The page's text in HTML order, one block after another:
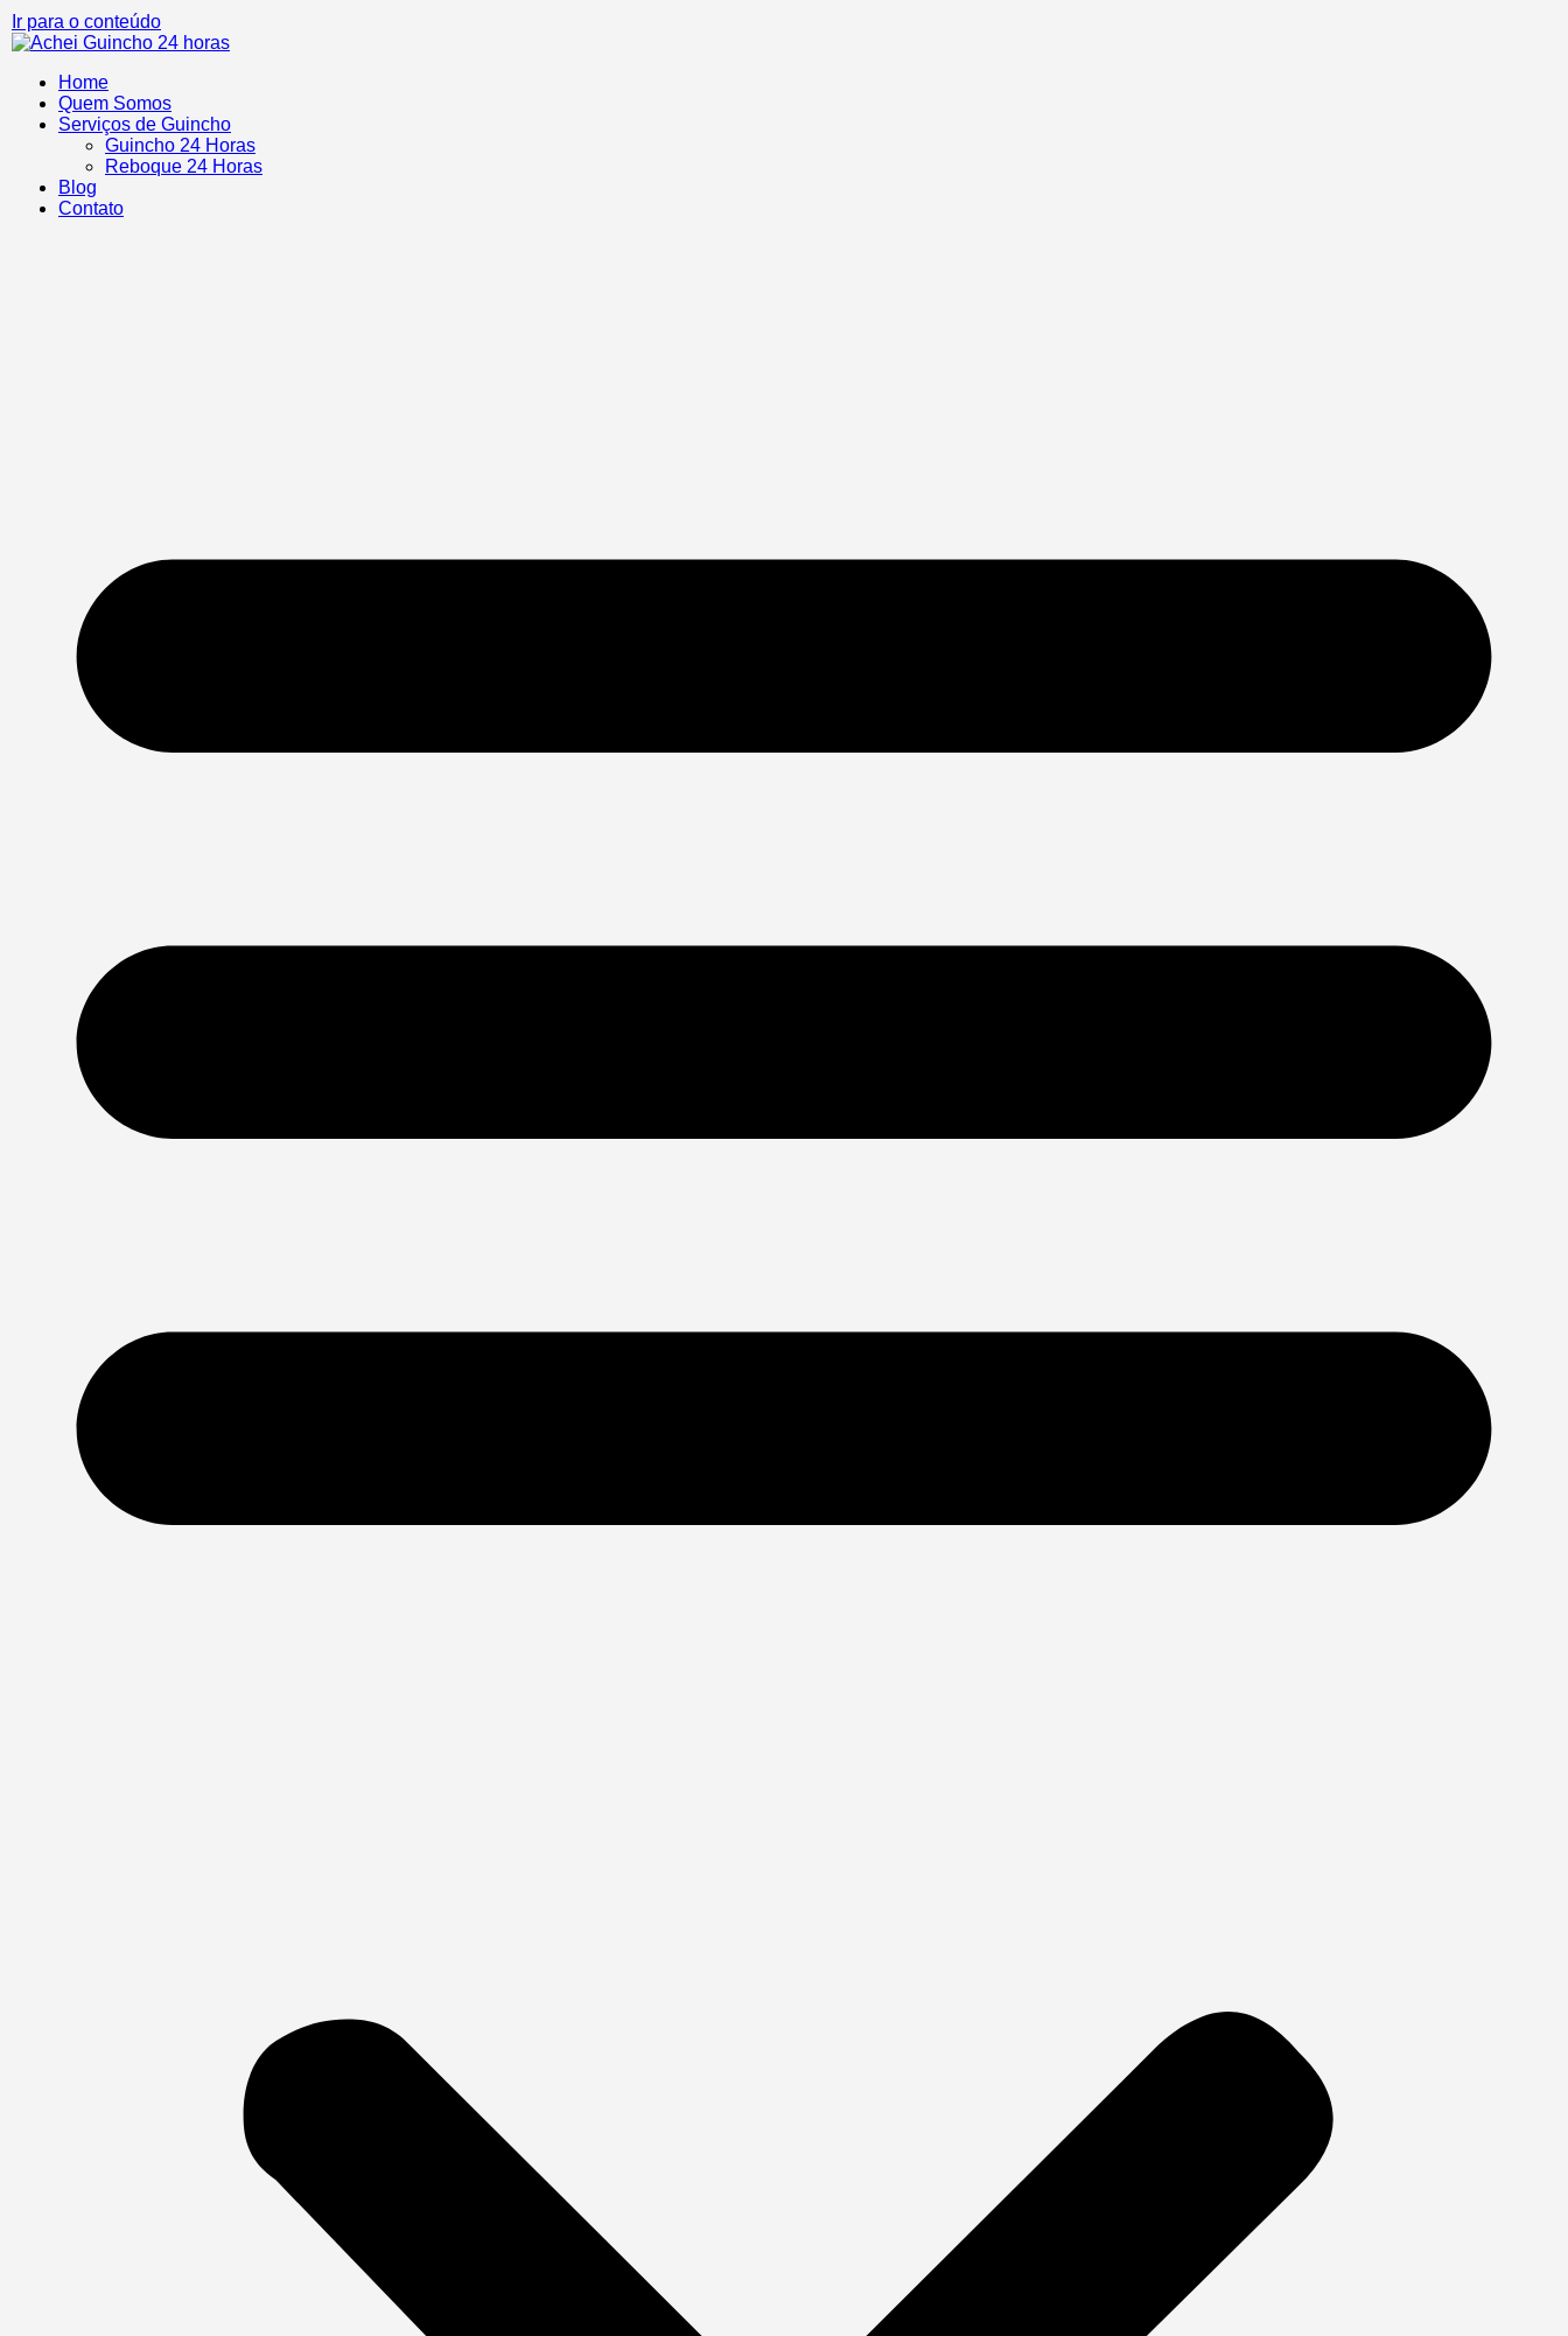
Ir para o conteúdo
Home
Quem Somos
Serviços de Guincho
Guincho 24 Horas
Reboque 24 Horas
Blog
Contato